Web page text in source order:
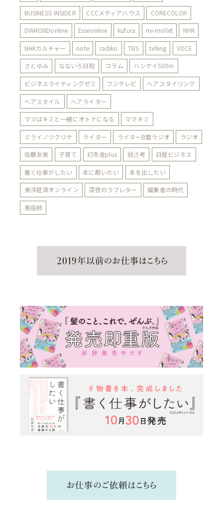
BUSINESS INSIDER CCCメディアハウス CORECOLOR
DIAMONDonline Esseonline kufura mi-mollet NHK
NHKカルチャー note radiko TBS telling VOCE
さとゆみ なないろ日和 コラム ハンケイ500m
ビジネスライティングゼミ フジテレビ ヘアスタイリング
ヘアスタイル ヘアライター
ママはキミと一緒にオトナになる ママキミ
ミライノツクリテ ライター ライターB面ラジオ ラジオ
佐藤友美 子育て 幻冬舎plus 弱さ考 日経ビジネス
書く仕事がしたい 本に酔いたい 本を出したい
東洋経済オンライン 深夜のラブレター 編集者の時代
美容師